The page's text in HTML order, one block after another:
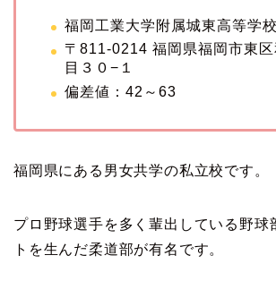
福岡工業大学附属城東高等学校
〒811-0214 福岡県福岡市東
目３０−１
偏差値：42～63
福岡県にある男女共学の私立校です。
プロ野球選手を多く輩出している野球
トを生んだ柔道部が有名です。